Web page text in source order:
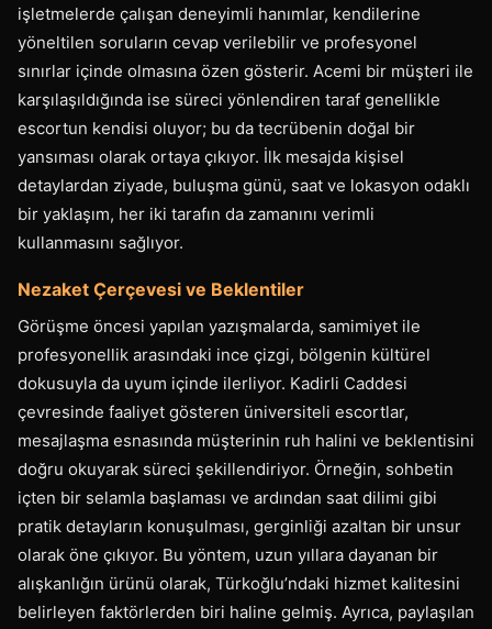
işletmelerde çalışan deneyimli hanımlar, kendilerine
yöneltilen soruların cevap verilebilir ve profesyonel
sınırlar içinde olmasına özen gösterir. Acemi bir müşteri ile
karşılaşıldığında ise süreci yönlendiren taraf genellikle
escortun kendisi oluyor; bu da tecrübenin doğal bir
yansıması olarak ortaya çıkıyor. İlk mesajda kişisel
detaylardan ziyade, buluşma günü, saat ve lokasyon odaklı
bir yaklaşım, her iki tarafın da zamanını verimli
kullanmasını sağlıyor.
Nezaket Çerçevesi ve Beklentiler
Görüşme öncesi yapılan yazışmalarda, samimiyet ile
profesyonellik arasındaki ince çizgi, bölgenin kültürel
dokusuyla da uyum içinde ilerliyor. Kadirli Caddesi
çevresinde faaliyet gösteren üniversiteli escortlar,
mesajlaşma esnasında müşterinin ruh halini ve beklentisini
doğru okuyarak süreci şekillendiriyor. Örneğin, sohbetin
içten bir selamla başlaması ve ardından saat dilimi gibi
pratik detayların konuşulması, gerginliği azaltan bir unsur
olarak öne çıkıyor. Bu yöntem, uzun yıllara dayanan bir
alışkanlığın ürünü olarak, Türkoğlu’ndaki hizmet kalitesini
belirleyen faktörlerden biri haline gelmiş. Ayrıca, paylaşılan